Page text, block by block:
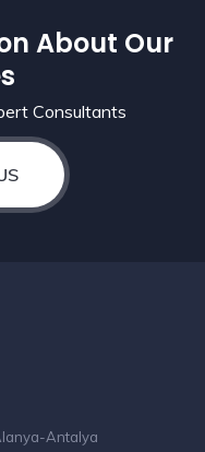
About Our
Consultants
Antalya